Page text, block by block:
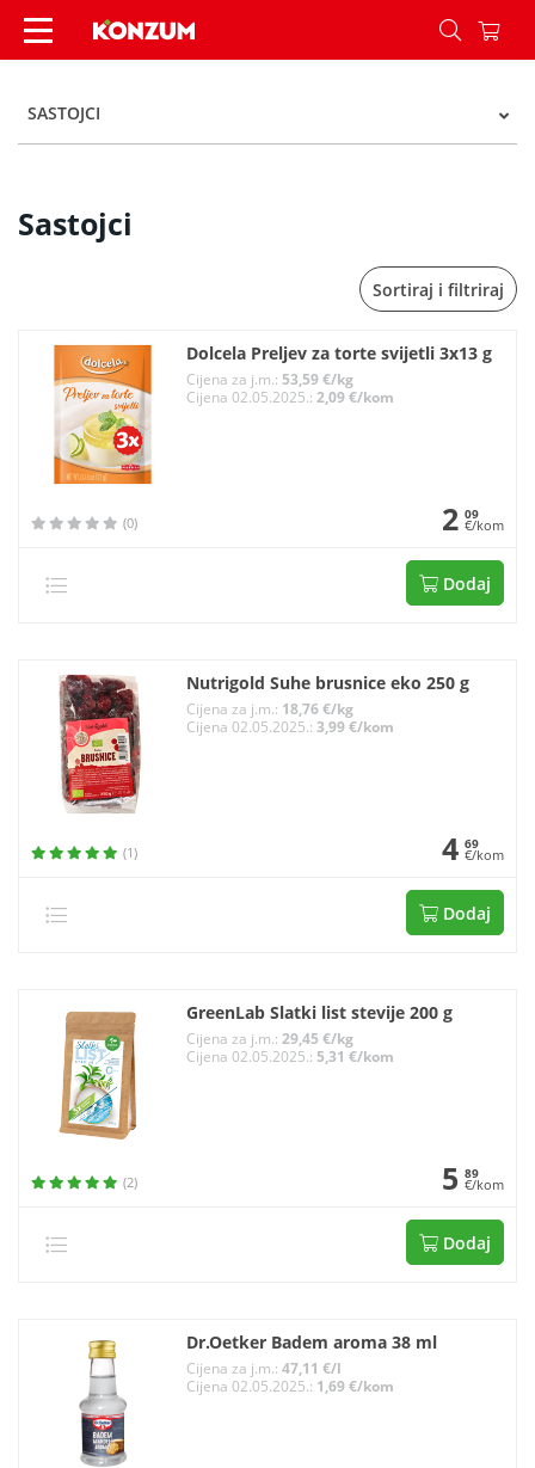
Sastojci - Kategorije - Konzum
SASTOJCI
Sastojci
Sortiraj i filtriraj
Dolcela Preljev za torte svijetli 3x13 g
Cijena za j.m.: 53,59 €/kg
Cijena 02.05.2025.: 2,09 €/kom
(0) 2 09
€/kom
Dodaj
Nutrigold Suhe brusnice eko 250 g
Cijena za j.m.: 18,76 €/kg
Cijena 02.05.2025.: 3,99 €/kom
(1) 4 69
€/kom
Dodaj
GreenLab Slatki list stevije 200 g
Cijena za j.m.: 29,45 €/kg
Cijena 02.05.2025.: 5,31 €/kom
(2) 5 89
€/kom
Dodaj
Dr.Oetker Badem aroma 38 ml
Cijena za j.m.: 47,11 €/l
Cijena 02.05.2025.: 1,69 €/kom